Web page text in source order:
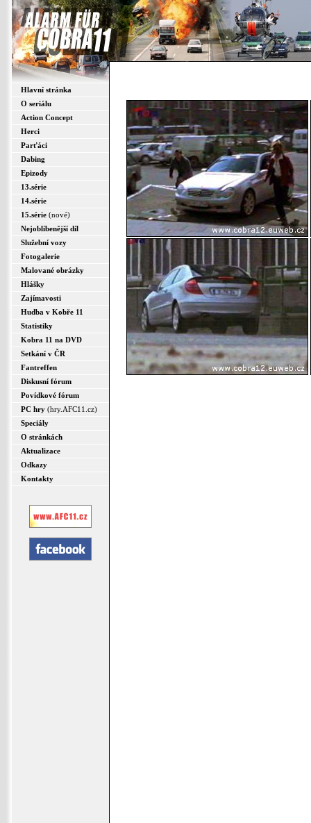
Hlavní stránka
O seriálu
Action Concept
Herci
Parťáci
Dabing
Epizody
13.série
14.série
15.série (nové)
Nejoblíbenější díl
Služební vozy
Fotogalerie
Malované obrázky
Hlášky
Zajímavosti
Hudba v Kobře 11
Statistiky
Kobra 11 na DVD
Setkání v ČR
Fantreffen
Diskusní fórum
Povídkové fórum
PC hry (hry.AFC11.cz)
Speciály
O stránkách
Aktualizace
Odkazy
Kontakty